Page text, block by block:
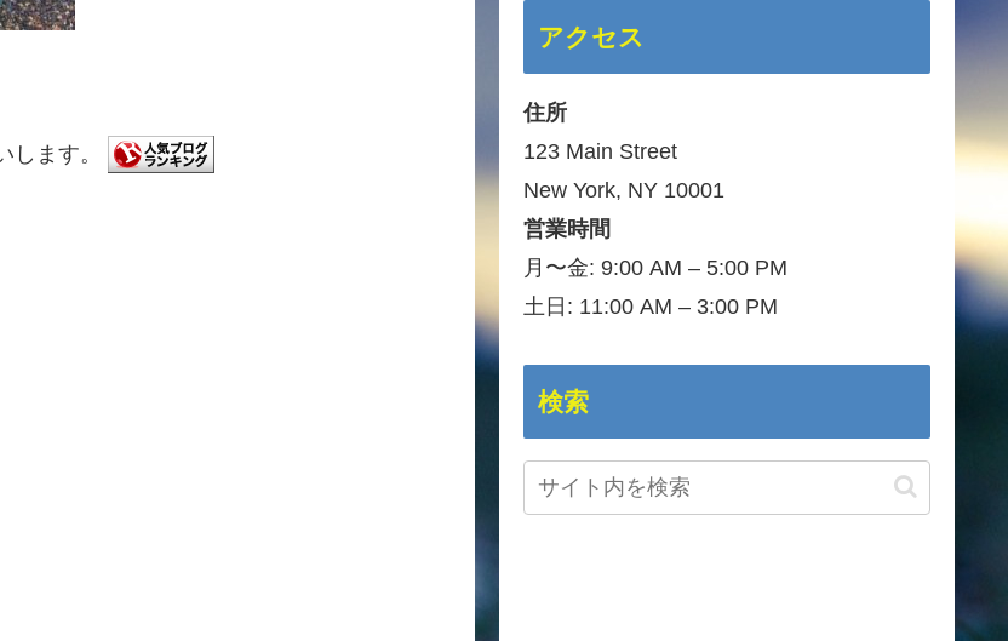
します。
アクセス
住所
123 Main Street
New York, NY 10001
営業時間
月〜金: 9:00 AM – 5:00 PM
土日: 11:00 AM – 3:00 PM
検索